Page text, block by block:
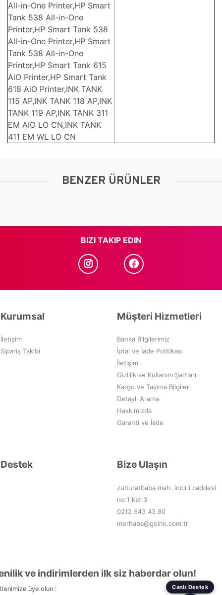
All-in-One Printer,HP Smart
Tank 538 All-in-One
Printer,HP Smart Tank 538
All-in-One Printer,HP Smart
Tank 538 All-in-One
Printer,HP Smart Tank 615
AiO Printer,HP Smart Tank
618 AiO Printer,INK TANK
115 AP,INK TANK 118 AP,INK
TANK 119 AP,INK TANK 311
EM AIO LO CN,INK TANK
411 EM WL LO CN
BENZER ÜRÜNLER
BIZI TAKIP EDIN
Kurumsal
İletişim
Sipariş Takibi
Müşteri Hizmetleri
Banka Bilgilerimiz
İptal ve İade Politikası
İletişim
Gizlilik ve Kullanım Şartları
Kargo ve Taşıma Bilgileri
Detaylı Arama
Hakkımızda
Garanti ve İade
Destek Bize Ulaşın
zuhuratbaba mah. incirli caddesi
no:1 kat:3
0212 543 43 80
merhaba@goink.com.tr
ve indirimlerden ilk siz haberdar olun!
üye olun : Canlı Destek